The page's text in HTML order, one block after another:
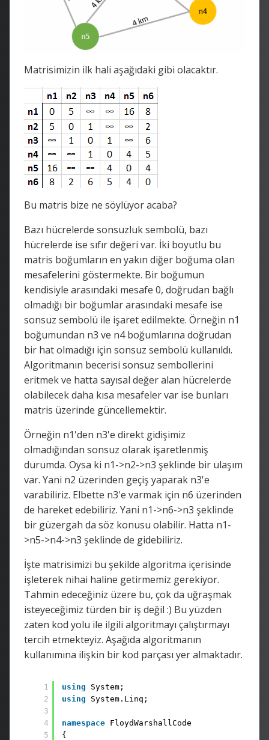
Matrisimizin ilk hali aşağıdaki gibi olacaktır.
Bu matris bize ne söylüyor acaba?
Bazı hücrelerde sonsuzluk sembolü, bazı
hücrelerde ise sıfır değeri var. İki boyutlu bu
matris boğumların en yakın diğer boğuma olan
mesafelerini göstermekte. Bir boğumun
kendisiyle arasındaki mesafe 0, doğrudan bağlı
olmadığı bir boğumlar arasındaki mesafe ise
sonsuz sembolü ile işaret edilmekte. Örneğin n1
boğumundan n3 ve n4 boğumlarına doğrudan
bir hat olmadığı için sonsuz sembolü kullanıldı.
Algoritmanın becerisi sonsuz sembollerini
eritmek ve hatta sayısal değer alan hücrelerde
olabilecek daha kısa mesafeler var ise bunları
matris üzerinde güncellemektir.
Örneğin n1'den n3'e direkt gidişimiz
olmadığından sonsuz olarak işaretlenmiş
durumda. Oysa ki n1->n2->n3 şeklinde bir ulaşım
var. Yani n2 üzerinden geçiş yaparak n3'e
varabiliriz. Elbette n3'e varmak için n6 üzerinden
de hareket edebiliriz. Yani n1->n6->n3 şeklinde
bir güzergah da söz konusu olabilir. Hatta n1-
>n5->n4->n3 şeklinde de gidebiliriz.
İşte matrisimizi bu şekilde algoritma içerisinde
işleterek nihai haline getirmemiz gerekiyor.
Tahmin edeceğiniz üzere bu, çok da uğraşmak
isteyeceğimiz türden bir iş değil :) Bu yüzden
zaten kod yolu ile ilgili algoritmayı çalıştırmayı
tercih etmekteyiz. Aşağıda algoritmanın
kullanımına ilişkin bir kod parçası yer almaktadır.
1
2
3
4
5
using
System;
using
System.Linq;
namespace FloydWarshallCode
{